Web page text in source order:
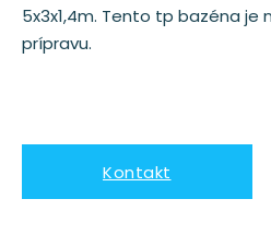
5x3x1,4m. Tento tp bazéna je
prípravu.
Kontakt